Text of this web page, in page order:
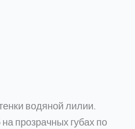
водяной лилии.
прозрачных губах по